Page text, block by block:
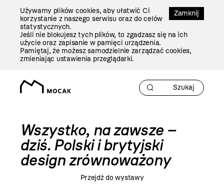
Zamknij
Używamy plików cookies, aby ułatwić Ci
korzystanie z naszego serwisu oraz do celów
statystycznych.
Jeśli nie blokujesz tych plików, to zgadzasz się na ich
użycie oraz zapisanie w pamięci urządzenia.
Pamiętaj, że możesz samodzielnie zarządzać cookies,
zmieniając ustawienia przeglądarki.
Wszystko, na zawsze –
dziś. Polski i brytyjski
design zrównoważony
Przejdź do wystawy